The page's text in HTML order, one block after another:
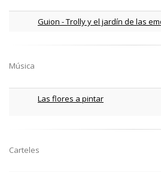
Guion - Trolly y el jardín de las
Música
Las flores a pintar
Carteles